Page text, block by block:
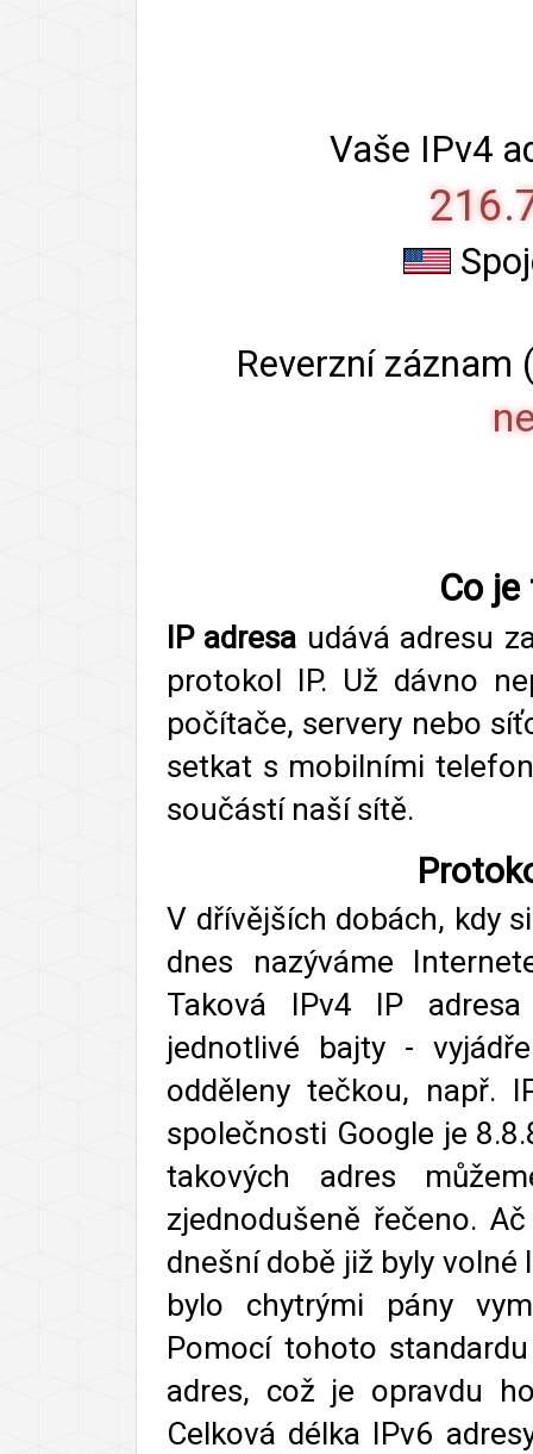
Vaše IPv4
Reverzní záznam
Co
IP adresa udává adresu
protokol IP. Už dávno
počítače, servery nebo
setkat s mobilními
součástí naší sítě.
V dřívějších dobách, kdy
dnes nazýváme
Taková IPv4 IP
jednotlivé bajty -
odděleny tečkou, např.
společnosti Google je
takových adres
zjednodušeně řečeno.
dnešní době již byly volné
bylo chytrými pány
Pomocí tohoto
adres, což je opravdu
Celková délka IPv6